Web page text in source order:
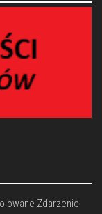
Zdarzenie